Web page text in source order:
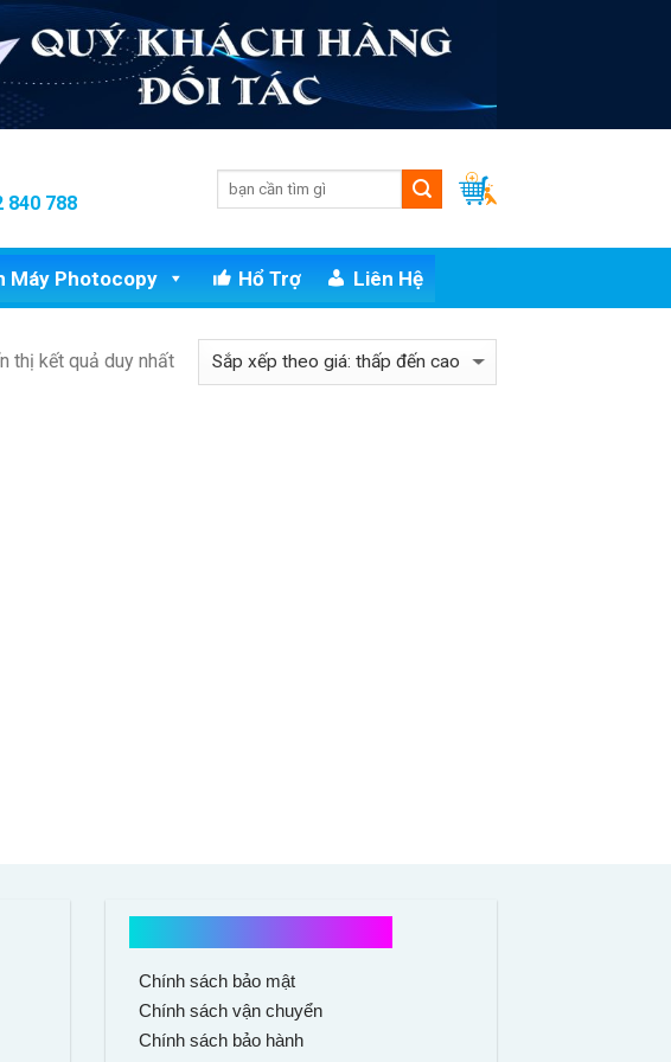
840 788
Máy Photocopy Hổ Trợ Liên Hệ
thị kết quả duy nhất
Chính sách bảo mật
Chính sách vận chuyển
Chính sách bảo hành